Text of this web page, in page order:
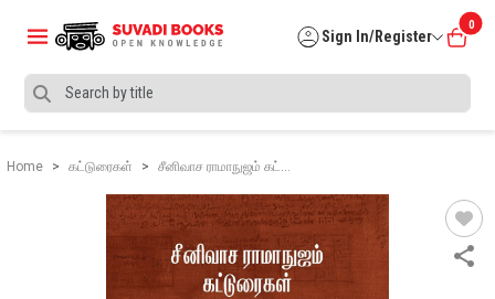
Sign In/Register
0
Home கட்டுரைகள் சீனிவாச ராமாநுஜம் கட்…